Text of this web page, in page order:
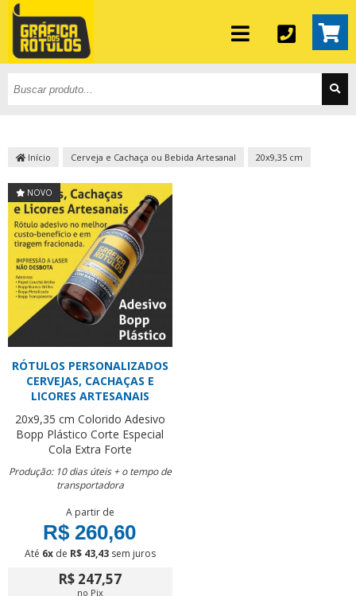
Início Cerveja e Cachaça ou Bebida Artesanal 20x9,35 cm
NOVO
RÓTULOS PERSONALIZADOS
CERVEJAS, CACHAÇAS E
LICORES ARTESANAIS
20x9,35 cm Colorido Adesivo
Bopp Plástico Corte Especial
Cola Extra Forte
Produção: 10 dias úteis + o tempo de
transportadora
A partir de
R$ 260,60
Até 6xde R$ 43,43sem juros
R$ 247,57
no Pix